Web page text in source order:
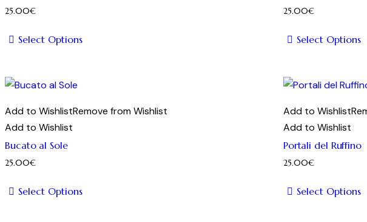
25.00€
Select Options
ha
opzioni
possono
essere
25.00€
Select Options
ha
opzioni
possono
essere
Add to WishlistRemove from Wishlist
Add to Wishlist
Bucato al Sole
25.00€
Select Options
Add to Wishlist
Add to Wishlist
Portali del Ruffino
25.00€
Select Options